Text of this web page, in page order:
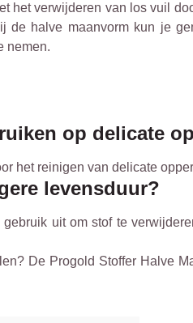
het verwijderen van los vuil
halve maanvorm kun je
nemen.
op delicate
het reinigen van delicate
levensduur?
uit om stof te
De Progold Stoffer Halve